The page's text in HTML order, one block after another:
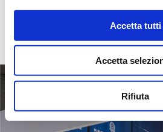
Accetta tutti
Accetta
Rifiuta
FIERACAVALLI
ALLESTIMENTO